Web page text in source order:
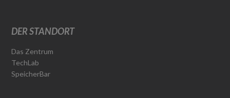
DER STANDORT
Das Zentrum
TechLab
SpeicherBar